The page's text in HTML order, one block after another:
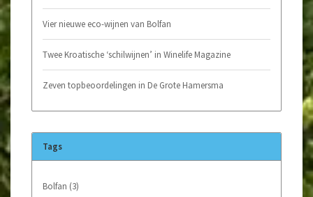
Vier nieuwe eco-wijnen van Bolfan
Twee Kroatische ‘schilwijnen’ in Winelife Magazine
Zeven topbeoordelingen in De Grote Hamersma
Tags
Bolfan (3)